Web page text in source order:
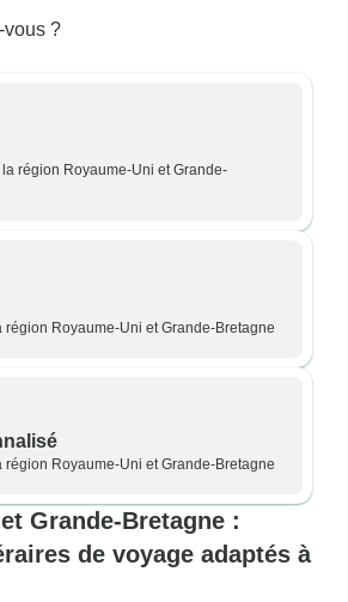
vous ?
région Royaume-Uni et Grande-
région Royaume-Uni et Grande-Bretagne
région Royaume-Uni et Grande-Bretagne
Grande-Bretagne :
de voyage adaptés à